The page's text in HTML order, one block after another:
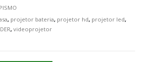
, projetor bateria, projetor hd, projetor led,
, videoprojetor